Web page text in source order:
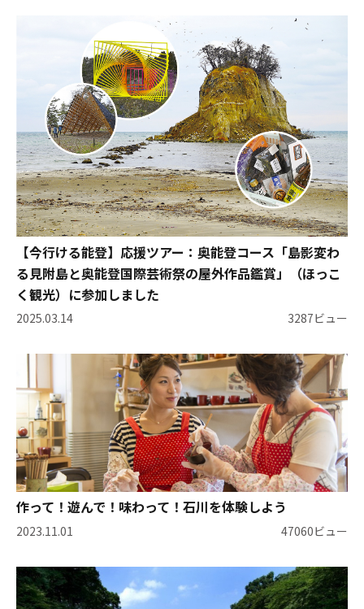
【今行ける能登】応援ツアー：奥能登コース「島影変わ
る見附島と奥能登国際芸術祭の屋外作品鑑賞」（ほっこ
く観光）に参加しました
2025.03.14 3287ビュー
作って！遊んで！味わって！石川を体験しよう
2023.11.01 47060ビュー